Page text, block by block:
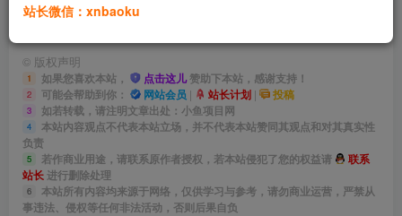
© 版权声明
1 如果您喜欢本站， 点击这儿赞助下本站，感谢支持！
2 可能会帮助到你： 网站会员 | 站长计划 | 投稿
3 如若转载，请注明文章出处：小鱼项目网
4
本站内容观点不代表本站立场，并不代表本站赞同其观点和对其真实性
负责
5 若作商业用途，请联系原作者授权，若本站侵犯了您的权益请
联系
站长进行删除处理
6
本站所有内容均来源于网络，仅供学习与参考，请勿商业运营，严禁从
事违法、侵权等任何非法活动，否则后果自负
站长微信：xnbaoku